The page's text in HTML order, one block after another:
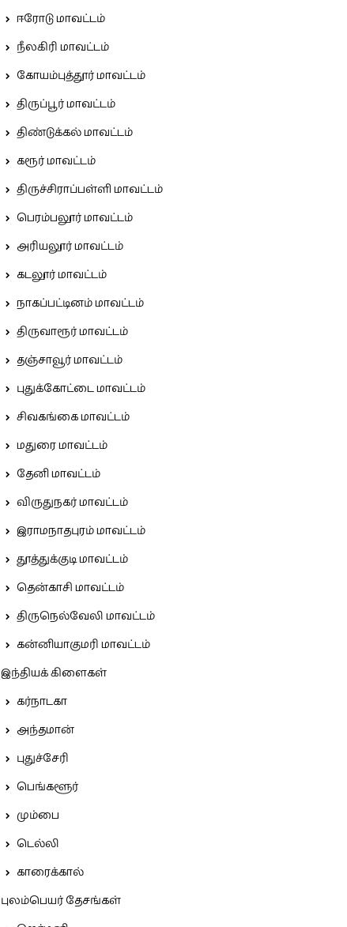
ஈரோடு மாவட்டம்
நீலகிரி மாவட்டம்
கோயம்புத்தூர் மாவட்டம்
திருப்பூர் மாவட்டம்
திண்டுக்கல் மாவட்டம்
கரூர் மாவட்டம்
திருச்சிராப்பள்ளி மாவட்டம்
பெரம்பலூர் மாவட்டம்
அரியலூர் மாவட்டம்
கடலூர் மாவட்டம்
நாகப்பட்டினம் மாவட்டம்
திருவாரூர் மாவட்டம்
தஞ்சாவூர் மாவட்டம்
புதுக்கோட்டை மாவட்டம்
சிவகங்கை மாவட்டம்
மதுரை மாவட்டம்
தேனி மாவட்டம்
விருதுநகர் மாவட்டம்
இராமநாதபுரம் மாவட்டம்
தூத்துக்குடி மாவட்டம்
தென்காசி மாவட்டம்
திருநெல்வேலி மாவட்டம்
கன்னியாகுமரி மாவட்டம்
இந்தியக் கிளைகள்
கர்நாடகா
அந்தமான்
புதுச்சேரி
பெங்களூர்
மும்பை
டெல்லி
காரைக்கால்
புலம்பெயர் தேசங்கள்